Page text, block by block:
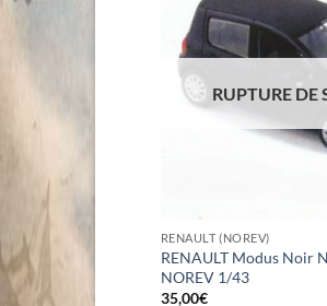
RUPTURE DE
RENAULT (NOREV)
RENAULT Modus Noir
NOREV 1/43
35,00€
Coupe de 1978
NOREV 1/43